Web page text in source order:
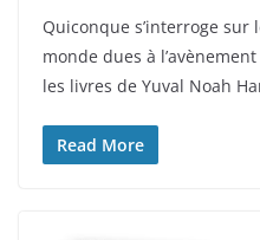
Quiconque s’interroge
monde dues à
les livres de Yuval Noah
Read More